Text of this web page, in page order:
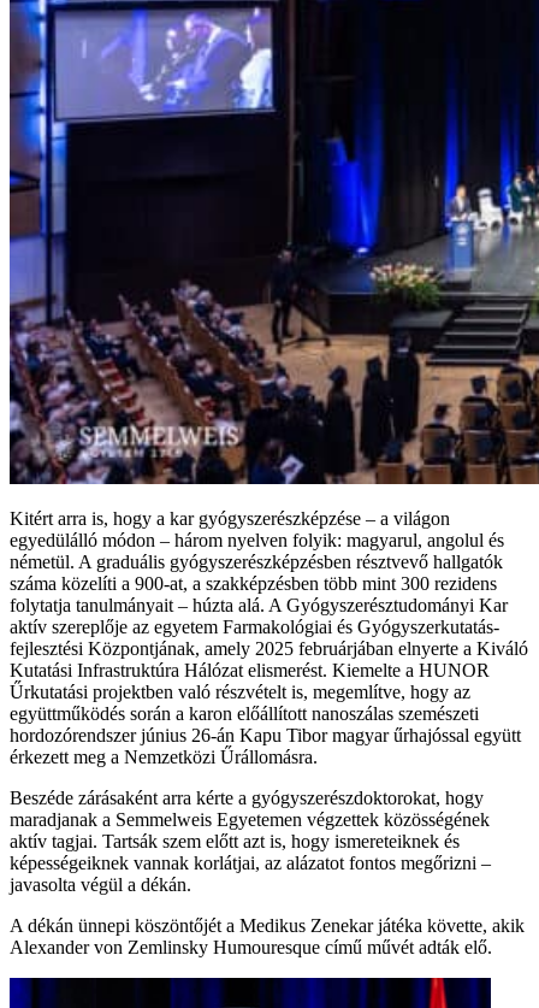
Kitért arra is, hogy a kar gyógyszerészképzése – a világon
egyedülálló módon – három nyelven folyik: magyarul, angolul és
németül. A graduális gyógyszerészképzésben résztvevő hallgatók
száma közelíti a 900-at, a szakképzésben több mint 300 rezidens
folytatja tanulmányait – húzta alá. A Gyógyszerésztudományi Kar
aktív szereplője az egyetem Farmakológiai és Gyógyszerkutatás-
fejlesztési Központjának, amely 2025 februárjában elnyerte a Kiváló
Kutatási Infrastruktúra Hálózat elismerést. Kiemelte a HUNOR
Űrkutatási projektben való részvételt is, megemlítve, hogy az
együttműködés során a karon előállított nanoszálas szemészeti
hordozórendszer június 26-án Kapu Tibor magyar űrhajóssal együtt
érkezett meg a Nemzetközi Űrállomásra.
Beszéde zárásaként arra kérte a gyógyszerészdoktorokat, hogy
maradjanak a Semmelweis Egyetemen végzettek közösségének
aktív tagjai. Tartsák szem előtt azt is, hogy ismereteiknek és
képességeiknek vannak korlátjai, az alázatot fontos megőrizni –
javasolta végül a dékán.
A dékán ünnepi köszöntőjét a Medikus Zenekar játéka követte, akik
Alexander von Zemlinsky Humouresque című művét adták elő.